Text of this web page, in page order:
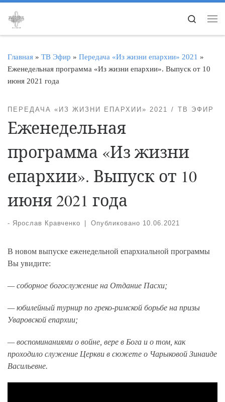
Перейти к содержимому
Search
Главная » ТВ Эфир » Передача «Из жизни епархии» 2021 »
Еженедельная программа «Из жизни епархии». Выпуск от 10
июня 2021 года
ПЕРЕДАЧА «ИЗ ЖИЗНИ ЕПАРХИИ» 2021 ТВ ЭФИР
Еженедельная
программа «Из жизни
епархии». Выпуск от 10
июня 2021 года
- Ярослав Кравченко Опубликовано 10.06.2021
В новом выпуске еженедельной епархиальной программы
Вы увидите:
— соборное богослужение на Отдание Пасхи;
— юбилейный турнир по греко-римской борьбе на призы
Уваровской епархии;
— воспоминаниями о войне, вере в Бога и о том, как
проходило служение Церкви в сюжете о Чарыковой Зинаиде
Васильевне.